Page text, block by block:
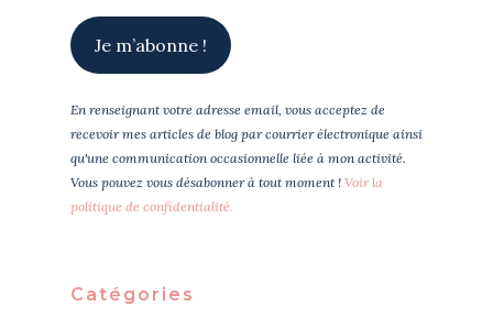
En renseignant votre adresse email, vous acceptez de
recevoir mes articles de blog par courrier électronique ainsi
qu'une communication occasionnelle liée à mon activité.
Vous pouvez vous désabonner à tout moment ! Voir la
politique de confidentialité.
Catégories